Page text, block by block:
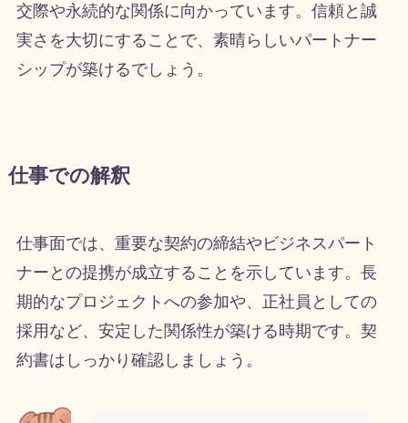
交際や永続的な関係に向かっています。信頼と誠
実さを大切にすることで、素晴らしいパートナー
シップが築けるでしょう。
仕事での解釈
仕事面では、重要な契約の締結やビジネスパート
ナーとの提携が成立することを示しています。長
期的なプロジェクトへの参加や、正社員としての
採用など、安定した関係性が築ける時期です。契
約書はしっかり確認しましょう。